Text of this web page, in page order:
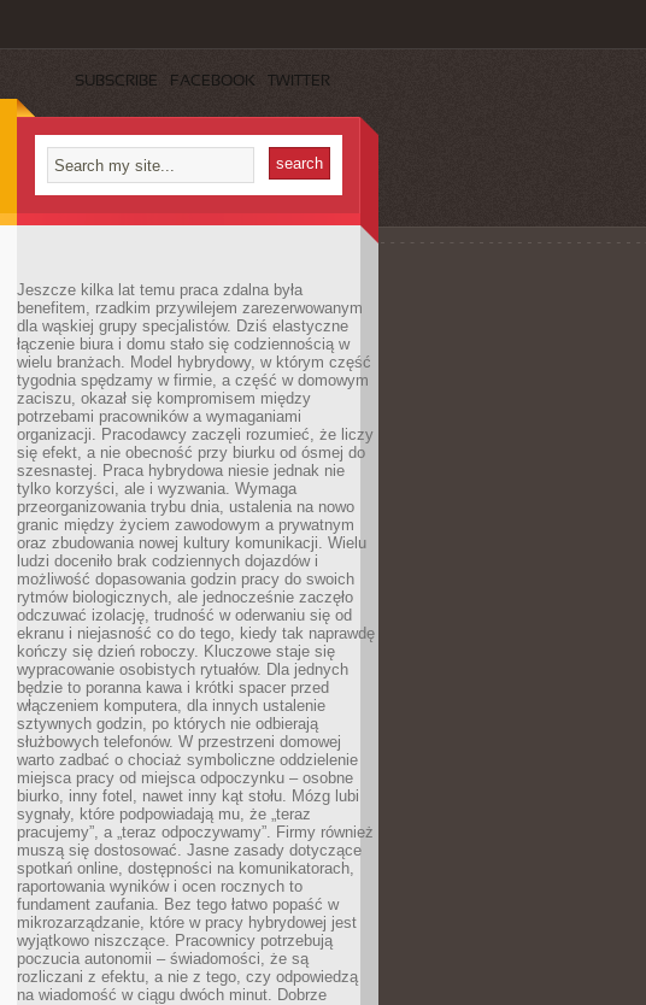
SUBSCRIBE FACEBOOK TWITTER
Jeszcze kilka lat temu praca zdalna była
benefitem, rzadkim przywilejem zarezerwowanym
dla wąskiej grupy specjalistów. Dziś elastyczne
łączenie biura i domu stało się codziennością w
wielu branżach. Model hybrydowy, w którym część
tygodnia spędzamy w firmie, a część w domowym
zaciszu, okazał się kompromisem między
potrzebami pracowników a wymaganiami
organizacji. Pracodawcy zaczęli rozumieć, że liczy
się efekt, a nie obecność przy biurku od ósmej do
szesnastej. Praca hybrydowa niesie jednak nie
tylko korzyści, ale i wyzwania. Wymaga
przeorganizowania trybu dnia, ustalenia na nowo
granic między życiem zawodowym a prywatnym
oraz zbudowania nowej kultury komunikacji. Wielu
ludzi doceniło brak codziennych dojazdów i
możliwość dopasowania godzin pracy do swoich
rytmów biologicznych, ale jednocześnie zaczęło
odczuwać izolację, trudność w oderwaniu się od
ekranu i niejasność co do tego, kiedy tak naprawdę
kończy się dzień roboczy. Kluczowe staje się
wypracowanie osobistych rytuałów. Dla jednych
będzie to poranna kawa i krótki spacer przed
włączeniem komputera, dla innych ustalenie
sztywnych godzin, po których nie odbierają
służbowych telefonów. W przestrzeni domowej
warto zadbać o chociaż symboliczne oddzielenie
miejsca pracy od miejsca odpoczynku – osobne
biurko, inny fotel, nawet inny kąt stołu. Mózg lubi
sygnały, które podpowiadają mu, że „teraz
pracujemy”, a „teraz odpoczywamy”. Firmy również
muszą się dostosować. Jasne zasady dotyczące
spotkań online, dostępności na komunikatorach,
raportowania wyników i ocen rocznych to
fundament zaufania. Bez tego łatwo popaść w
mikrozarządzanie, które w pracy hybrydowej jest
wyjątkowo niszczące. Pracownicy potrzebują
poczucia autonomii – świadomości, że są
rozliczani z efektu, a nie z tego, czy odpowiedzą
na wiadomość w ciągu dwóch minut. Dobrze